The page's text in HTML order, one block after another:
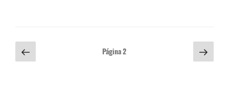
Paginación
de
Página
anterior
Página2